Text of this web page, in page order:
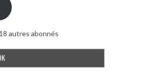
autres abonnés